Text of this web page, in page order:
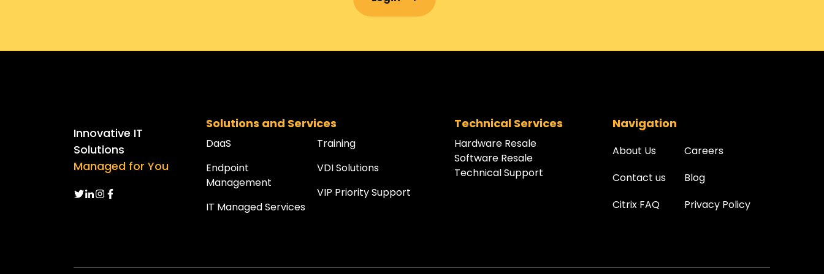
Innovative IT
Solutions
Managed for You
Solutions and Services
DaaS
Endpoint
Management
IT Managed Services
Training
VDI Solutions
VIP Priority Support
Technical Services
Hardware Resale
Software Resale
Technical Support
Navigation
About Us
Careers
Contact us
Blog
Citrix FAQ
Privacy Policy